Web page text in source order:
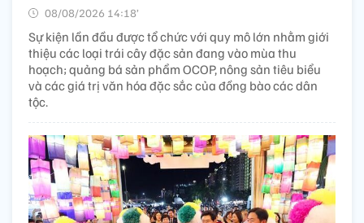
08/08/2026 14:18’
Sự kiện lần đầu được tổ chức với quy mô lớn nhằm giới
thiệu các loại trái cây đặc sản đang vào mùa thu
hoạch; quảng bá sản phẩm OCOP, nông sản tiêu biểu
và các giá trị văn hóa đặc sắc của đồng bào các dân
tộc.